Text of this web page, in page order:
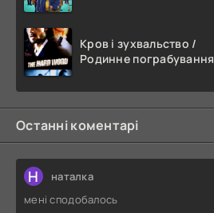
Кров і зухвальство /
Родинне пограбування
Останні коментарі
Н наталка
мені сподобалось